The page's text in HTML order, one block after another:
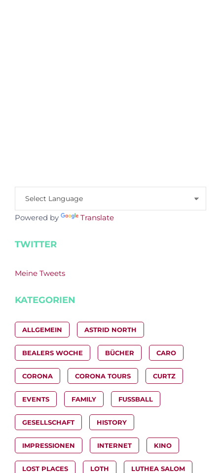
Powered by Translate
TWITTER
Meine Tweets
KATEGORIEN
ALLGEMEIN ASTRID NORTH
BEALERS WOCHE BÜCHER CARO
CORONA CORONA TOURS CURTZ
EVENTS FAMILY FUSSBALL
GESELLSCHAFT HISTORY
IMPRESSIONEN INTERNET KINO
LOST PLACES LOTH LUTHEA SALOM